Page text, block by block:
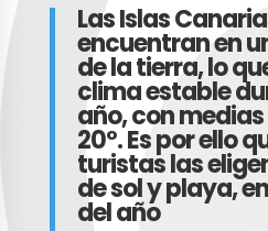
Las Islas
encuentran en
de la tierra, lo
clima estable
año, con
20º. Es por ello
turistas las
de sol y playa,
del año